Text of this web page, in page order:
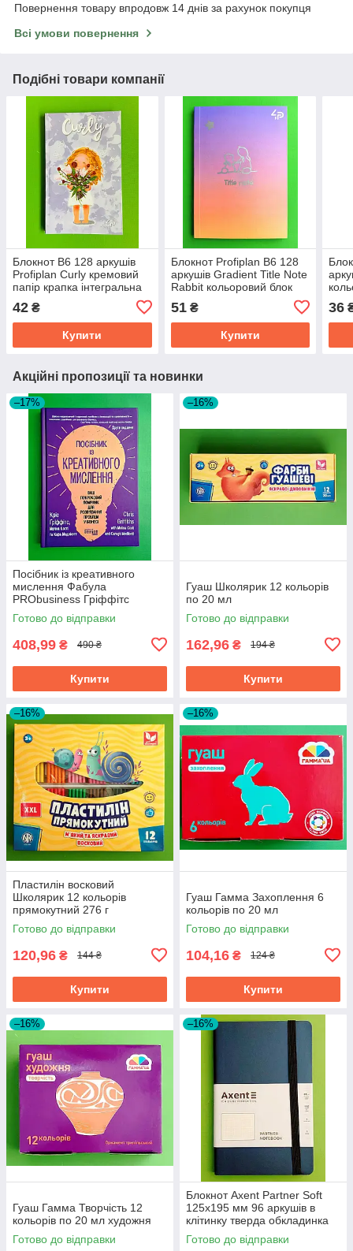
Повернення товару впродовж 14 днів за рахунок покупця
Всі умови повернення
Подібні товари компанії
Блокнот B6 128 аркушів
Profiplan Curly кремовий
папір крапка інтегральна
42 ₴
Купити
Блокнот Profiplan B6 128
аркушів Gradient Title Note
Rabbit кольоровий блок
склейка матова ламінація
70 г
51₴
Купити
36
Акційні пропозиції та новинки
–17%
Посібник із креативного
мислення Фабула
PRObusiness Гріффітс
фіолетова
Готово до відправки
408,99 ₴ 490 ₴
Купити
–16%
Гуаш Школярик 12 кольорів
по 20 мл
Готово до відправки
162,96 ₴ 194 ₴
Купити
–16%
Пластилін восковий
Школярик 12 кольорів
прямокутний 276 г
Готово до відправки
120,96 ₴ 144 ₴
Купити
–16%
Гуаш Гамма Захоплення 6
кольорів по 20 мл
Готово до відправки
104,16 ₴ 124 ₴
Купити
–16%
Гуаш Гамма Творчість 12
кольорів по 20 мл художня
Готово до відправки
–16%
Блокнот Axent Partner Soft
125х195 мм 96 аркушів в
клітинку тверда обкладинка
синій
Готово до відправки